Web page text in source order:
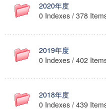
2020年度
0 Indexes / 378
2019年度
0 Indexes / 402
2018年度
0 Indexes / 439